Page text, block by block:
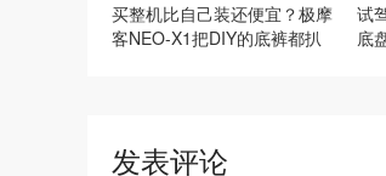
买整机比自己装还便宜？极摩
客NEO-X1把DIY的底裤都扒
试
底
发表评论